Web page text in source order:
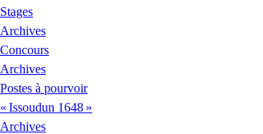
Stages
Archives
Concours
Archives
Postes à pourvoir
« Issoudun 1648 »
Archives